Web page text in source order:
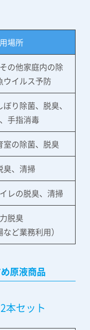
場所
の他家庭内の除
ウイルス予防
り除菌、脱臭、
手指消毒
室の除菌、脱臭
臭、清掃
レの脱臭、清掃
脱臭
など業務利用）
原液商品
本セット